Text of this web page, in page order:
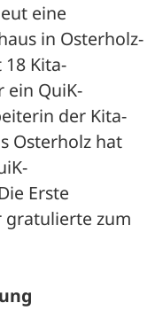
eine
in Osterholz-
Kita-
ein QuiK-
der Kita-
Osterholz hat
Erste
gratulierte zum